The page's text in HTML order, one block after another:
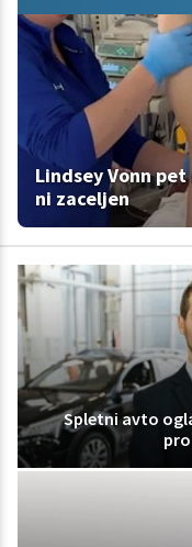
Lindsey Vonn
ni zaceljen
Spletni avto